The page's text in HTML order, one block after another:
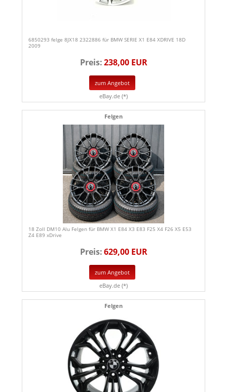
6850293 felge 8JX18 2322886 für BMW SERIE X1 E84 XDRIVE 18D
2009
Preis:238,00 EUR
zum Angebot
eBay.de (*)
Felgen
18 Zoll DM10 Alu Felgen für BMW X1 E84 X3 E83 F25 X4 F26 X5 E53
Z4 E89 xDrive
Preis:629,00 EUR
zum Angebot
eBay.de (*)
Felgen